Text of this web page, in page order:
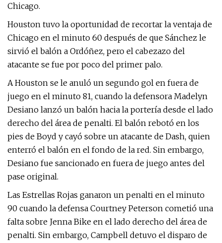
Chicago.
Houston tuvo la oportunidad de recortar la ventaja de
Chicago en el minuto 60 después de que Sánchez le
sirvió el balón a Ordóñez, pero el cabezazo del
atacante se fue por poco del primer palo.
A Houston se le anuló un segundo gol en fuera de
juego en el minuto 81, cuando la defensora Madelyn
Desiano lanzó un balón hacia la portería desde el lado
derecho del área de penalti. El balón rebotó en los
pies de Boyd y cayó sobre un atacante de Dash, quien
enterró el balón en el fondo de la red. Sin embargo,
Desiano fue sancionado en fuera de juego antes del
pase original.
Las Estrellas Rojas ganaron un penalti en el minuto
90 cuando la defensa Courtney Peterson cometió una
falta sobre Jenna Bike en el lado derecho del área de
penalti. Sin embargo, Campbell detuvo el disparo de